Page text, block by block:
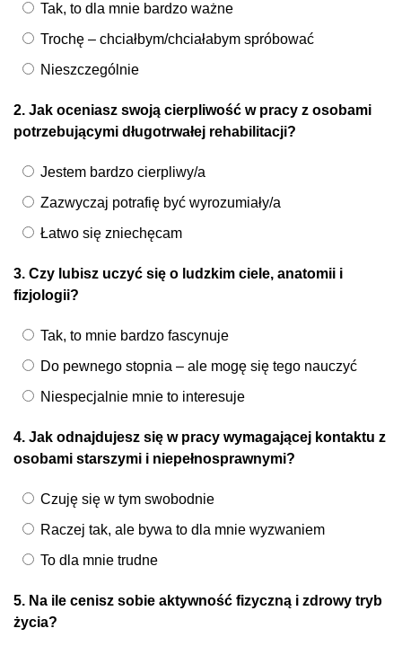
Tak, to dla mnie bardzo ważne
Trochę – chciałbym/chciałabym spróbować
Nieszczególnie
2. Jak oceniasz swoją cierpliwość w pracy z osobami
potrzebującymi długotrwałej rehabilitacji?
Jestem bardzo cierpliwy/a
Zazwyczaj potrafię być wyrozumiały/a
Łatwo się zniechęcam
3. Czy lubisz uczyć się o ludzkim ciele, anatomii i
fizjologii?
Tak, to mnie bardzo fascynuje
Do pewnego stopnia – ale mogę się tego nauczyć
Niespecjalnie mnie to interesuje
4. Jak odnajdujesz się w pracy wymagającej kontaktu z
osobami starszymi i niepełnosprawnymi?
Czuję się w tym swobodnie
Raczej tak, ale bywa to dla mnie wyzwaniem
To dla mnie trudne
5. Na ile cenisz sobie aktywność fizyczną i zdrowy tryb
życia?